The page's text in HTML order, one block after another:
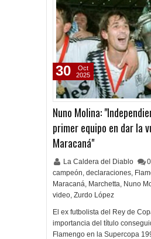
Nuno Molina:
primer equipo en dar la
Maracaná"
La Caldera del Diablo 0
campeón, declaraciones,
Maracaná, Marchetta, Nuno
video, Zurdo López
El ex futbolista del Rey de
importancia del título
Flamengo en la Supercopa
30
Oct
2025